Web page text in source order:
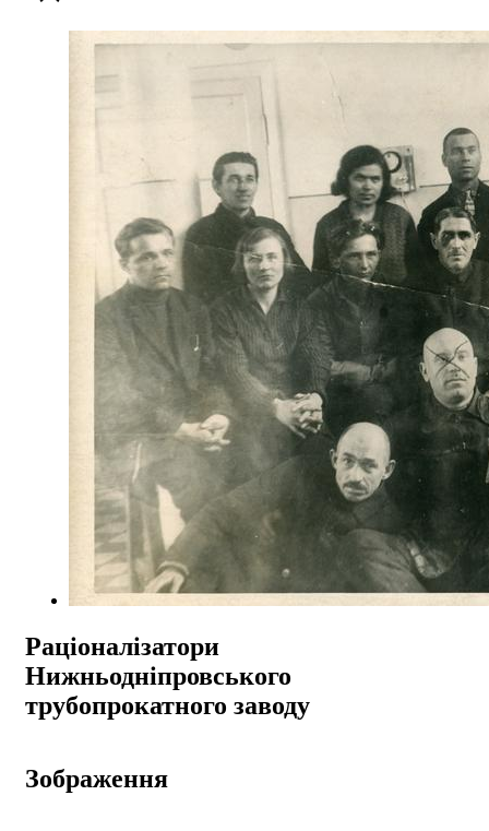
Раціоналізатори
Нижньодніпровського
трубопрокатного заводу
Зображення